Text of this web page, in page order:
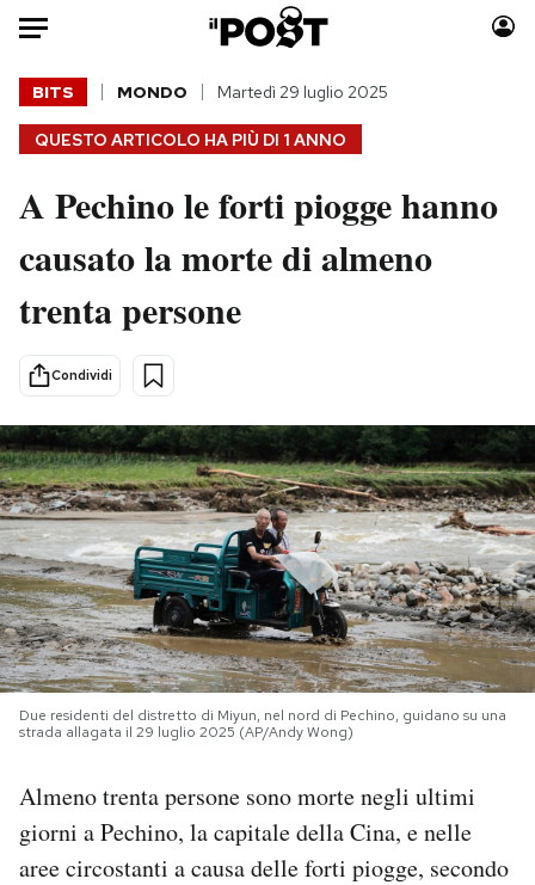
Auto
HOME
Italia
Politica
Tecnologia
Internet
Scienza
Economia
Sport
Moda
Consumismi
Altrecose
Mondiali calcio 2026
PODCAST
NEWSLETTER
I MIEI PREFERITI
QUESTO ARTICOLO HA PIÙ DI 1 ANNO
BITS MONDO Martedì 29 luglio 2025
A Pechino le forti piogge hanno
causato la morte di almeno
trenta persone
Condividi
Due residenti del distretto di Miyun, nel nord di Pechino, guidano su una
strada allagata il 29 luglio 2025 (AP/Andy Wong)
Almeno trenta persone sono morte negli ultimi
giorni a Pechino, la capitale della Cina, e nelle
aree circostanti a causa delle forti piogge, secondo